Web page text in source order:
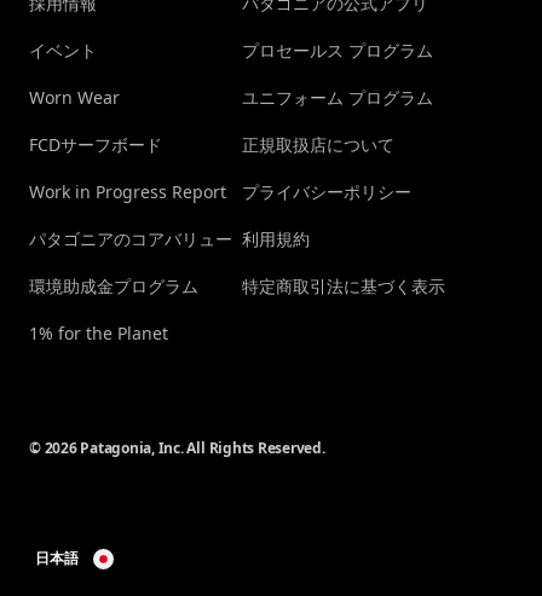
イベント
Worn Wear
FCDサーフボード
Work in Progress Report
パタゴニアのコアバリュー
環境助成金プログラム
1% for the Planet
プロセールス プログラム
ユニフォーム プログラム
正規取扱店について
プライバシーポリシー
利用規約
特定商取引法に基づく表示
© 2026 Patagonia, Inc. All Rights Reserved.
日本語